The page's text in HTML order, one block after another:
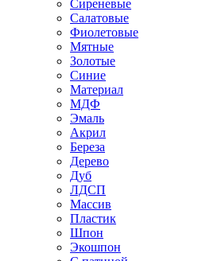
Сиреневые
Салатовые
Фиолетовые
Мятные
Золотые
Синие
Материал
МДФ
Эмаль
Акрил
Береза
Дерево
Дуб
ЛДСП
Массив
Пластик
Шпон
Экошпон